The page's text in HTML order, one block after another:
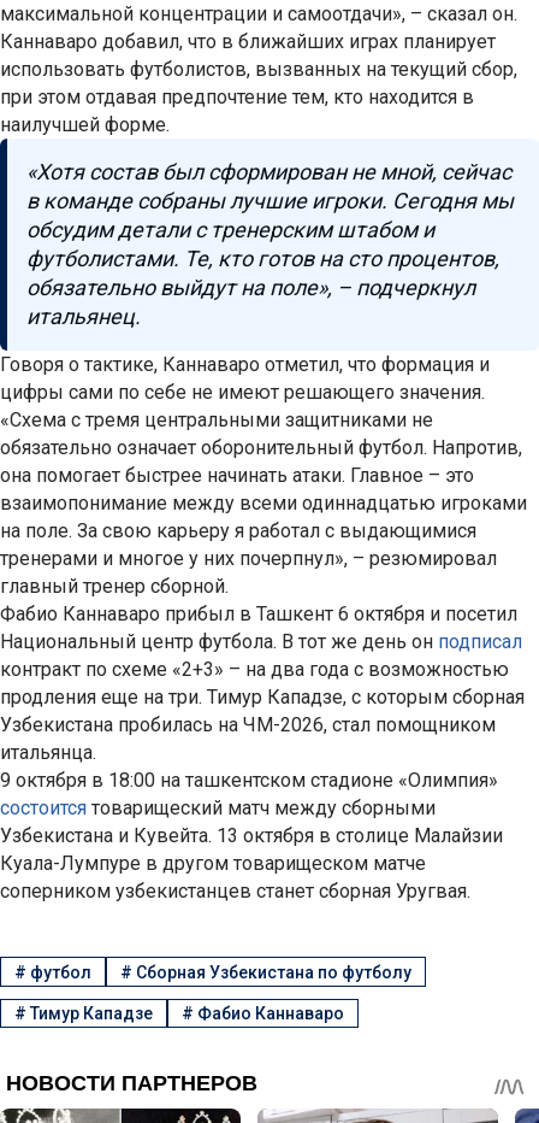
максимальной концентрации и самоотдачи», – сказал он.
Каннаваро добавил, что в ближайших играх планирует
использовать футболистов, вызванных на текущий сбор,
при этом отдавая предпочтение тем, кто находится в
наилучшей форме.
«Хотя состав был сформирован не мной, сейчас
в команде собраны лучшие игроки. Сегодня мы
обсудим детали с тренерским штабом и
футболистами. Те, кто готов на сто процентов,
обязательно выйдут на поле», – подчеркнул
итальянец.
Говоря о тактике, Каннаваро отметил, что формация и
цифры сами по себе не имеют решающего значения.
«Схема с тремя центральными защитниками не
обязательно означает оборонительный футбол. Напротив,
она помогает быстрее начинать атаки. Главное – это
взаимопонимание между всеми одиннадцатью игроками
на поле. За свою карьеру я работал с выдающимися
тренерами и многое у них почерпнул», – резюмировал
главный тренер сборной.
Фабио Каннаваро прибыл в Ташкент 6 октября и посетил
Национальный центр футбола. В тот же день он подписал
контракт по схеме «2+3» – на два года с возможностью
продления еще на три. Тимур Кападзе, с которым сборная
Узбекистана пробилась на ЧМ-2026, стал помощником
итальянца.
9 октября в 18:00 на ташкентском стадионе «Олимпия»
состоится товарищеский матч между сборными
Узбекистана и Кувейта. 13 октября в столице Малайзии
Куала-Лумпуре в другом товарищеском матче
соперником узбекистанцев станет сборная Уругвая.
# футбол # Сборная Узбекистана по футболу
#Тимур Кападзе # Фабио Каннаваро